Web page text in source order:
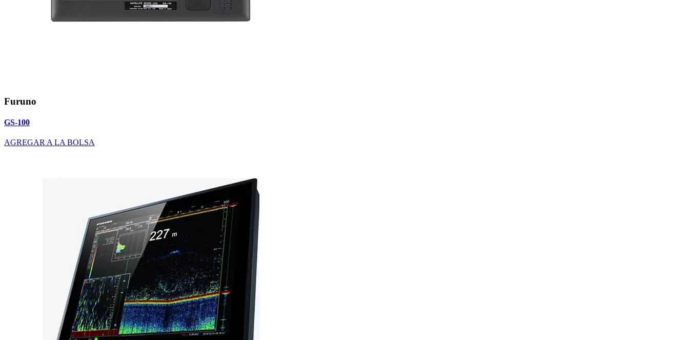
Furuno
GS-100
AGREGAR A LA BOLSA